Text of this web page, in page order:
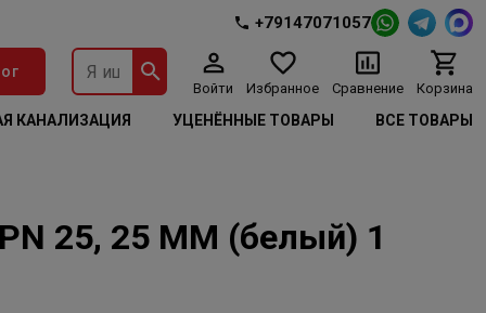
+79147071057
Войти Избранное Сравнение Корзина
КАНАЛИЗАЦИЯ УЦЕНЁННЫЕ ТОВАРЫ ВСЕ ТОВАРЫ
25, 25 MM (белый) 1